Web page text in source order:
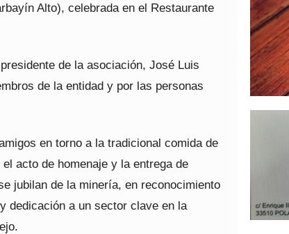
Alto), celebrada en el Restaurante
de la asociación, José Luis
de la entidad y por las personas
en torno a la tradicional comida de
acto de homenaje y la entrega de
jubilan de la minería, en reconocimiento
dedicación a un sector clave en la